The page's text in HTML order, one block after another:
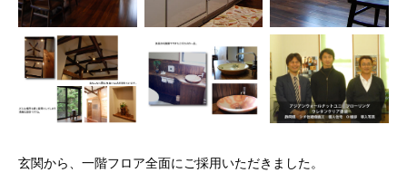
玄関から、一階フロア全面にご採用いただきました。